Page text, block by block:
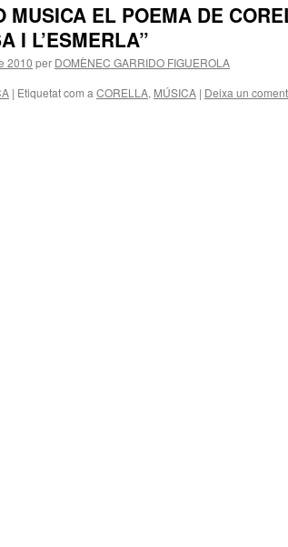
MUSICA EL POEMA DE
I L’ESMERLA”
2010 per DOMÈNEC GARRIDO FIGUEROLA
| Etiquetat com a CORELLA, MÚSICA | Deixa un